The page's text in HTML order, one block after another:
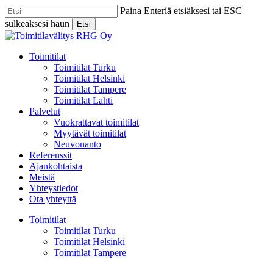
Skip
to
main
content
Paina Enteriä etsiäksesi tai ESC
sulkeaksesi haun
Etsi
Close
Menu
Toimitilat
Toimitilat Turku
Toimitilat Helsinki
Toimitilat Tampere
Toimitilat Lahti
Palvelut
Vuokrattavat toimitilat
Myytävät toimitilat
Neuvonanto
Referenssit
Ajankohtaista
Meistä
Yhteystiedot
Ota yhteyttä
Toimitilat
Toimitilat Turku
Toimitilat Helsinki
Toimitilat Tampere